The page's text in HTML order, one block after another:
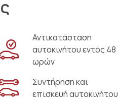
Αντικατάσταση
αυτοκινήτου εντός 48
ωρών
Συντήρηση και
επισκευή αυτοκινήτου